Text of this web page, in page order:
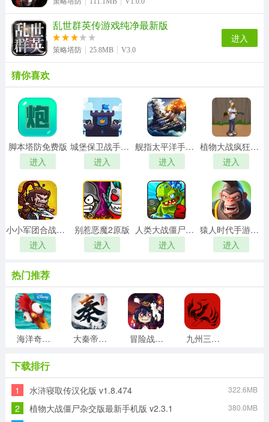
乱世群英传游戏纯净最新版
策略塔防 25.8MB V3.0
进入
猜你喜欢
脚本塔防免费版
进入
城堡保卫战手机版
进入
舰指太平洋手游无广告版
进入
植物大战疯狂戴夫游戏纯净版
进入
小小军团合战三国游戏无广告版
进入
别惹恶魔2原版
进入
人类大战僵尸手游版
进入
猿人时代手游直装版
进入
热门推荐
海洋奇缘游戏无广告版 大秦帝国之纵横天下手游无广告版 冒险战记安卓免费版 九州三国志免费版
纵横三国自走棋游戏纯净版 少年三国志零官方正版
下载排行
1 水浒寝取传汉化版 v1.8.474 322.6MB
2 植物大战僵尸杂交版最新手机版 v2.3.1 380.0MB